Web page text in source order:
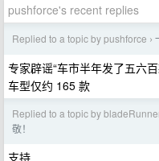
pushforce's recent replies
Replied to a topic by pushforce ›
专家辟谣“车市半年发了五六
车型仅约 165 款
Replied to a topic by
敬！
支持